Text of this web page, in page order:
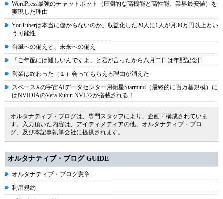
WordPress最強のチャットボット（圧倒的な高機能と高性能、業界最安値）を
実現した理由
YouTuberは本当に儲からないのか。収益化した20人に1人が月30万円以上とい
う可能性
台風への備えと、未来への備え
「ご年配には難しいんですよ」と君が言ったから八月二日は年配記念日
営業は終わった（１）会ってもらえる理由が消えた
スペースXの宇宙AIデータセンター用衛星Starmind（最終的に百万基規模）に
はNVIDIAのVera Rubin NVL72が搭載される！
オルタナティブ・ブログは、専門スタッフにより、企画・構成されていま
す。入力頂いた内容は、アイティメディアの他、オルタナティブ・ブロ
グ、及び本記事執筆会社に提供されます。
オルタナティブ・ブログ GUIDE
オルタナティブ・ブログ憲章
利用規約